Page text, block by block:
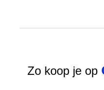
Zo koop je op